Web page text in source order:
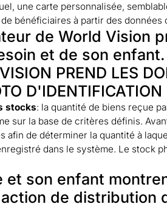
une carte personnalisée,
bénéficiaires à partir des données
PREND LES
stocks: la quantité de biens reçue
sur la base de critères définis.
afin de déterminer la quantité à
dans le système. Le stock